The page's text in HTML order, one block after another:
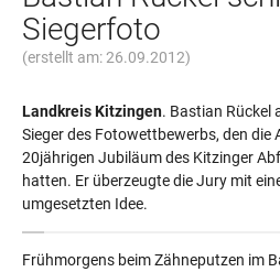
Siegerfoto
(erstellt am: 26.09.2012)
Landkreis Kitzingen. Bastian Rückel
Sieger des Fotowettbewerbs, den die
20jährigen Jubiläum des Kitzinger
hatten. Er überzeugte die Jury mit
umgesetzten Idee.
Frühmorgens beim Zähneputzen im